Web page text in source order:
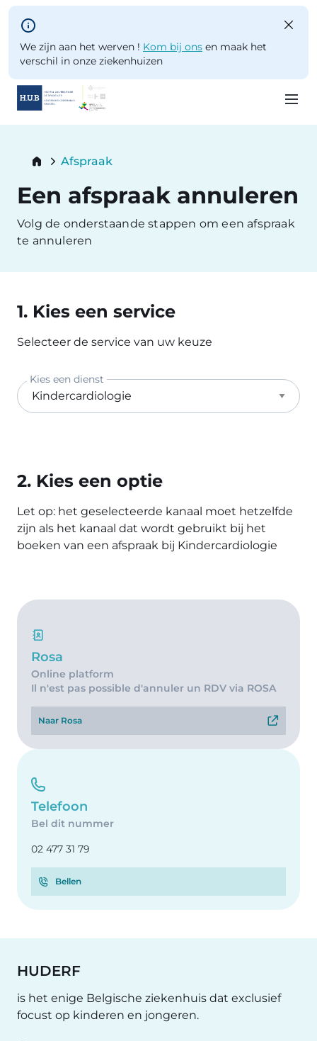
Skip to main content
We zijn aan het werven ! Kom bij ons en maak het
verschil in onze ziekenhuizen
content
Breadcrumb
Current:
Afspraak
Een afspraak annuleren
Volg de onderstaande stappen om een afspraak
te annuleren
1. Kies een service
Selecteer de service van uw keuze
Kies een dienst
2. Kies een optie
Let op: het geselecteerde kanaal moet hetzelfde
zijn als het kanaal dat wordt gebruikt bij het
boeken van een afspraak bij Kindercardiologie
Rosa
Online platform
Il n'est pas possible d'annuler un RDV via ROSA
Naar Rosa
Telefoon
Bel dit nummer
02 477 31 79
Bellen
HUDERF
is het enige Belgische ziekenhuis dat exclusief
focust op kinderen en jongeren.